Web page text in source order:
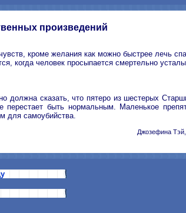
произведений
кроме желания как можно быстрее лечь
когда человек просыпается смертельно
должна сказать, что пятеро из шестерых
быть нормальным. Маленькое
для самоубийства.
Джозефина